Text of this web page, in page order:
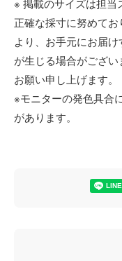
※ 掲載のサイズは担当
正確な採寸に努めて
より、お手元にお届
が生じる場合がござい
お願い申し上げます。
※モニターの発色具合
があります。